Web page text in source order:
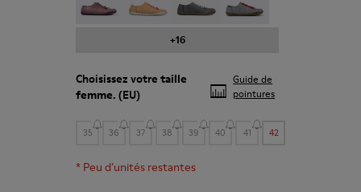
+16
Choisissez votre taille
femme. (EU)
Guide de
pointures
35 36 37 38 39 40 41 42
* Peu d’unités restantes